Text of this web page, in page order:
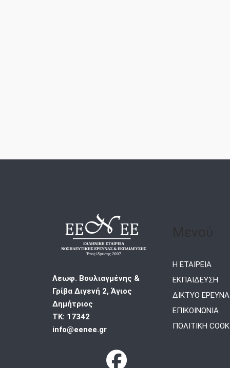
Λεωφ. Βουλιαγμένης &
Γρίβα Διγενή 2, Άγιος
Δημήτριος
ΤΚ: 17342
info@eenee.gr
Η ΕΤΑΙΡΕΙΑ
ΕΚΠΑΙΔΕΥΣΗ
ΔΙΚΤΥΟ
ΕΠΙΚΟΙΝΩΝΙΑ
ΠΟΛΙΤΙΚΗ